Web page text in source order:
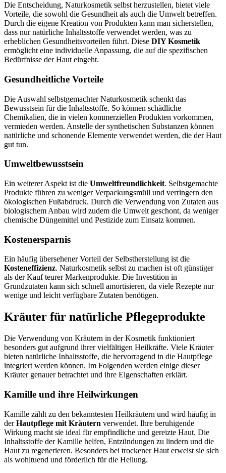
Die Entscheidung, Naturkosmetik selbst herzustellen, bietet viele
Vorteile, die sowohl die Gesundheit als auch die Umwelt betreffen.
Durch die eigene Kreation von Produkten kann man sicherstellen,
dass nur natürliche Inhaltsstoffe verwendet werden, was zu
erheblichen Gesundheitsvorteilen führt. Diese DIY Kosmetik
ermöglicht eine individuelle Anpassung, die auf die spezifischen
Bedürfnisse der Haut eingeht.
Gesundheitliche Vorteile
Die Auswahl selbstgemachter Naturkosmetik schenkt das
Bewusstsein für die Inhaltsstoffe. So können schädliche
Chemikalien, die in vielen kommerziellen Produkten vorkommen,
vermieden werden. Anstelle der synthetischen Substanzen können
natürliche und schonende Elemente verwendet werden, die der Haut
gut tun.
Umweltbewusstsein
Ein weiterer Aspekt ist die Umweltfreundlichkeit. Selbstgemachte
Produkte führen zu weniger Verpackungsmüll und verringern den
ökologischen Fußabdruck. Durch die Verwendung von Zutaten aus
biologischem Anbau wird zudem die Umwelt geschont, da weniger
chemische Düngemittel und Pestizide zum Einsatz kommen.
Kostenersparnis
Ein häufig übersehener Vorteil der Selbstherstellung ist die
Kosteneffizienz. Naturkosmetik selbst zu machen ist oft günstiger
als der Kauf teurer Markenprodukte. Die Investition in
Grundzutaten kann sich schnell amortisieren, da viele Rezepte nur
wenige und leicht verfügbare Zutaten benötigen.
Kräuter für natürliche Pflegeprodukte
Die Verwendung von Kräutern in der Kosmetik funktioniert
besonders gut aufgrund ihrer vielfältigen Heilkräfte. Viele Kräuter
bieten natürliche Inhaltsstoffe, die hervorragend in die Hautpflege
integriert werden können. Im Folgenden werden einige dieser
Kräuter genauer betrachtet und ihre Eigenschaften erklärt.
Kamille und ihre Heilwirkungen
Kamille zählt zu den bekanntesten Heilkräutern und wird häufig in
derHautpflege mit Kräutern verwendet. Ihre beruhigende
Wirkung macht sie ideal für empfindliche und gereizte Haut. Die
Inhaltsstoffe der Kamille helfen, Entzündungen zu lindern und die
Haut zu regenerieren. Besonders bei trockener Haut erweist sie sich
als wohltuend und förderlich für die Heilung.